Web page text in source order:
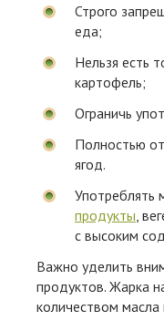
Строго
еда;
Нельзя есть
картофель;
Ограничь
Полностью
ягод.
Употреблять
продукты ,
с высоким
Важно уделить
продуктов. Жарка
количеством масла